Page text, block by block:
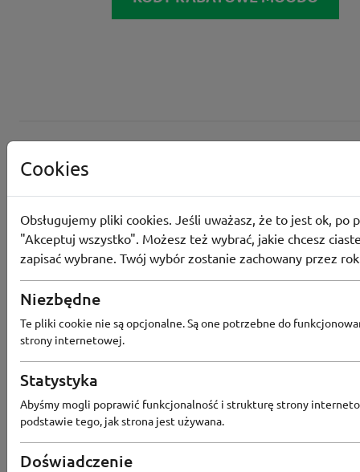
Converse
Programu Lojalnościowego
Converse
Cookies
Obsługujemy pliki cookies. Jeśli uważasz, że to jest ok, po
"Akceptuj wszystko". Możesz też wybrać, jakie chcesz
zapisać wybrane. Twój wybór zostanie zachowany przez
Niezbędne
Te pliki cookie nie są opcjonalne. Są one potrzebne do
strony internetowej.
Statystyka
Abyśmy mogli poprawić funkcjonalność i strukturę strony
podstawie tego, jak strona jest używana.
Doświadczenie